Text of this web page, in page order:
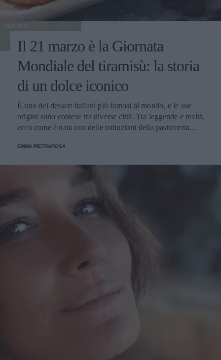
CUCINA
Il 21 marzo è la Giornata
Mondiale del tiramisù: la storia
di un dolce iconico
È uno dei dessert italiani più famosi al mondo, e le sue
origini sono contese tra diverse città. Tra leggende e realtà,
ecco come è nata una delle istituzioni della pasticceria
EMMA PIETRAROSA